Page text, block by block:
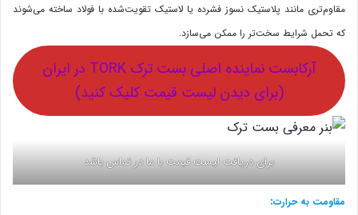
مقاوم‌تری مانند پلاستیک نسوز فشرده یا لاستیک تقویت‌شده با فولاد ساخته می‌شوند
که تحمل شرایط سخت‌تر را ممکن می‌سازد.
آرکابست نماینده اصلی بست ترک TORK در ایران
(برای دیدن لیست قیمت کلیک کنید)
برای دریافت لیست قیمت با ما در تماس باشد
مقاومت به حرارت: